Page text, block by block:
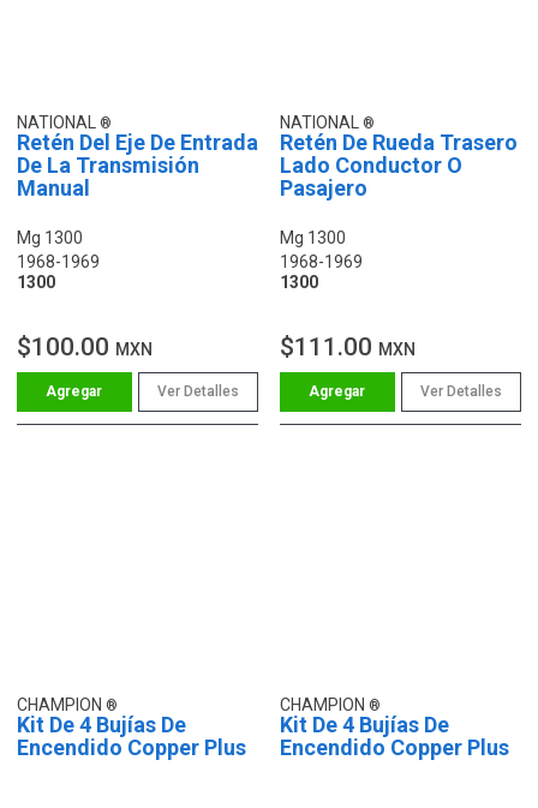
NATIONAL
Retén Del Eje De Entrada
De La Transmisión
Manual
Mg 1300
1968-1969
1300
$100.00 MXN
Ver Detalles
NATIONAL
Retén De Rueda Trasero
Lado Conductor O
Pasajero
Mg 1300
1968-1969
1300
$111.00 MXN
Ver Detalles
CHAMPION
Kit De 4 Bujías De
Encendido Copper Plus
CHAMPION
Kit De 4 Bujías De
Encendido Copper Plus